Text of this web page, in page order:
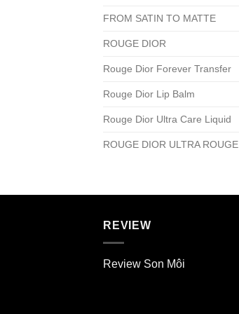
FROM SATIN TO MATTE
ROUGE DIOR
Rouge Dior Forever Transfer
Rouge Dior Lip Balm
Rouge Dior Ultra Care Liquid
ROUGE DIOR ULTRA ROUGE
REVIEW
Review Son Môi